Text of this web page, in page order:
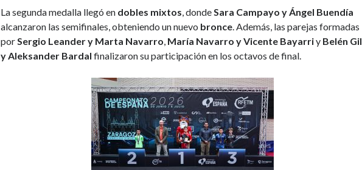
La segunda medalla llegó en dobles mixtos, dondeSara Campayo y Ángel Buendía
alcanzaron las semifinales, obteniendo un nuevo bronce. Además, las parejas formadas
porSergio Leander y Marta Navarro, María Navarro y Vicente Bayarriy Belén Gil
y Aleksander Bardal finalizaron su participación en los octavos de final.